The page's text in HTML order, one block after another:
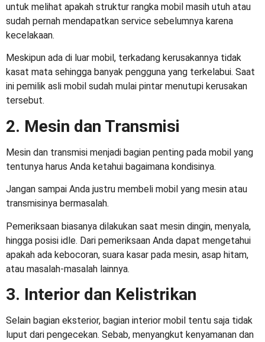
untuk melihat apakah struktur rangka mobil masih utuh atau
sudah pernah mendapatkan service sebelumnya karena
kecelakaan.
Meskipun ada di luar mobil, terkadang kerusakannya tidak
kasat mata sehingga banyak pengguna yang terkelabui. Saat
ini pemilik asli mobil sudah mulai pintar menutupi kerusakan
tersebut.
2. Mesin dan Transmisi
Mesin dan transmisi menjadi bagian penting pada mobil yang
tentunya harus Anda ketahui bagaimana kondisinya.
Jangan sampai Anda justru membeli mobil yang mesin atau
transmisinya bermasalah.
Pemeriksaan biasanya dilakukan saat mesin dingin, menyala,
hingga posisi idle. Dari pemeriksaan Anda dapat mengetahui
apakah ada kebocoran, suara kasar pada mesin, asap hitam,
atau masalah-masalah lainnya.
3. Interior dan Kelistrikan
Selain bagian eksterior, bagian interior mobil tentu saja tidak
luput dari pengecekan. Sebab, menyangkut kenyamanan dan